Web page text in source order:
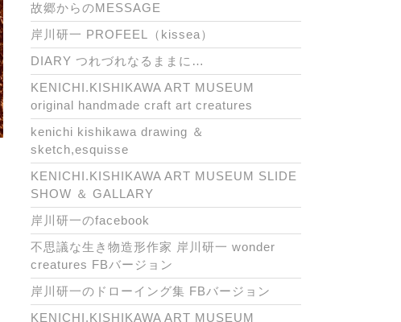
故郷からのMESSAGE
岸川研一 PROFEEL（kissea）
DIARY つれづれなるままに…
KENICHI.KISHIKAWA ART MUSEUM
original handmade craft art creatures
kenichi kishikawa drawing ＆
sketch,esquisse
KENICHI.KISHIKAWA ART MUSEUM SLIDE
SHOW ＆ GALLARY
岸川研一のfacebook
不思議な生き物造形作家 岸川研一 wonder
creatures FBバージョン
岸川研一のドローイング集 FBバージョン
KENICHI.KISHIKAWA ART MUSEUM